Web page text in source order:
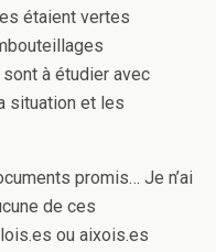
étaient vertes
à étudier avec
situation et les
promis… Je n’ai
de ces
ou aixois.es